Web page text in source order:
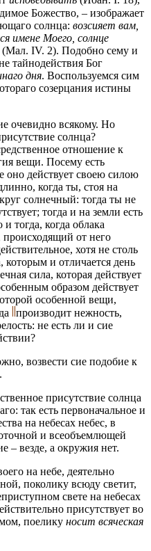
Божество, – изображает
солнца: возсияет вам,
имене Моего, солнце
(Мал. IV. 2). Подобно сему и
тайнодействия Бог
дня. Воспользуемся сим
созерцания истины
очевидно всякому. Но
солнца?
отношение к
вещи. Посему есть
оно действует своею силою
когда ты, стоя на
солнечный: тогда ты не
тогда и на земли есть
тогда, когда облака
происходящий от него
хотя не столь
которым и отличается день
сила, которая действует
образом действует
особенной вещи,
производит нежность,
не есть ли и сие
возвести сие подобие к
присутствие солнца
так есть первоначальное и
на небесах небес, в
и всеобъемлющей
– везде, а окружия нет.
на небе, деятельно
поколику всюду светит,
свете на небесах
присутствует во
поелику носит всяческая